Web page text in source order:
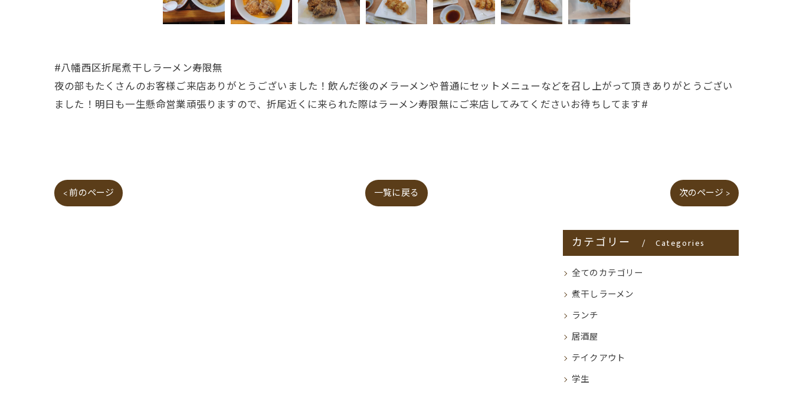
#八幡西区折尾煮干しラーメン寿限無
夜の部もたくさんのお客様ご来店ありがとうございました！飲んだ後の〆ラーメンや普通にセットメニューなどを召し上がって頂きありがとうござい
ました！明日も一生懸命営業頑張りますので、折尾近くに来られた際はラーメン寿限無にご来店してみてくださいお待ちしてます#
< 前のページ 一覧に戻る 次のページ >
カテゴリー Categories
全てのカテゴリー
煮干しラーメン
ランチ
居酒屋
テイクアウト
学生